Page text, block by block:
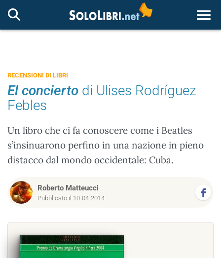
RECENSIONI DI LIBRI
El concierto di Ulises Rodríguez
Febles
Un libro che ci fa conoscere come i Beatles
s’insinuarono perfino in una nazione in pieno
distacco dal mondo occidentale: Cuba.
Roberto Matteucci
Pubblicato il 10-04-2014